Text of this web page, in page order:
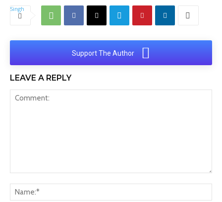
Support The Author
LEAVE A REPLY